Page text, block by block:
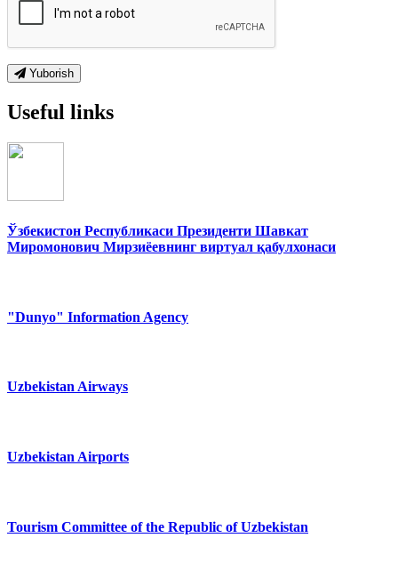
Yuborish
Useful links
Ўзбекистон Республикаси Президенти Шавкат
Миромонович Мирзиёевнинг виртуал қабулхонаси
"Dunyo" Information Agency
Uzbekistan Airways
Uzbekistan Airports
Tourism Committee of the Republic of Uzbekistan